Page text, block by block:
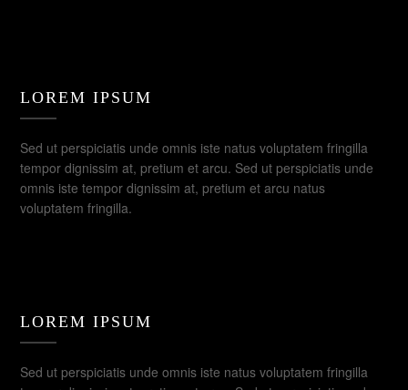
LOREM IPSUM
Sed ut perspiciatis unde omnis iste natus voluptatem fringilla
tempor dignissim at, pretium et arcu. Sed ut perspiciatis unde
omnis iste tempor dignissim at, pretium et arcu natus
voluptatem fringilla.
LOREM IPSUM
Sed ut perspiciatis unde omnis iste natus voluptatem fringilla